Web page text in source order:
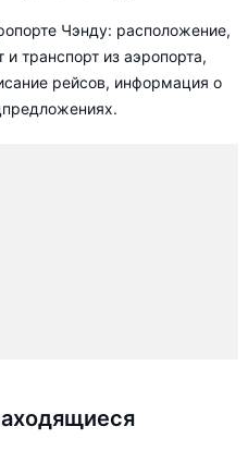
Чэнду: расположение,
транспорт из аэропорта,
рейсов, информация о